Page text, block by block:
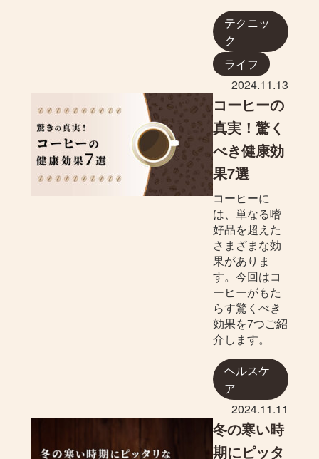
テクニッ
ク
ライフ
2024.11.13
コーヒーの
真実！驚く
べき健康効
果7選
コーヒーに
は、単なる嗜
好品を超えた
さまざまな効
果がありま
す。今回はコ
ーヒーがもた
らす驚くべき
効果を7つご紹
介します。
ヘルスケ
ア
2024.11.11
冬の寒い時
期にピッタ